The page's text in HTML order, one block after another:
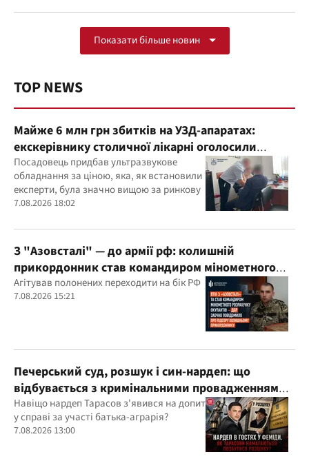
Показати більше новин
TOP NEWS
Майже 6 млн грн збитків на УЗД-апаратах:
екскерівнику столичної лікарні оголосили
підозру
Посадовець придбав ультразвукове
обладнання за ціною, яка, як встановили
експерти, була значно вищою за ринкову
7.08.2026 18:02
З "Азовсталі" — до армії рф: колишній
прикордонник став командиром мінометного
розрахунку окупантів
Агітував полонених переходити на бік РФ
7.08.2026 15:21
Печерський суд, розшук і син-нардеп: що
відбувається з кримінальними провадженнями
за участі агробарона Тарасова?
Навіщо нардеп Тарасов з'явився на допит
у справі за участі батька-аграрія?
7.08.2026 13:00